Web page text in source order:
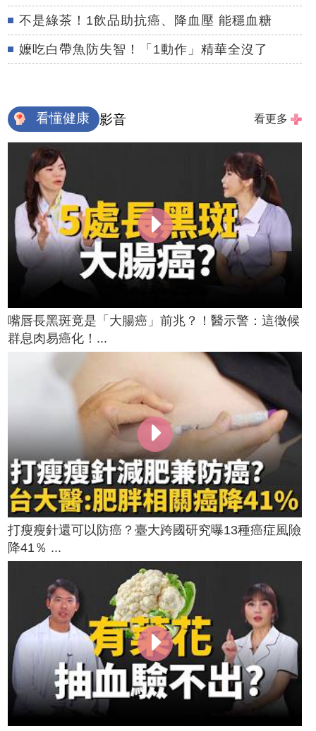
不是綠茶！1飲品助抗癌、降血壓 能穩血糖
嬤吃白帶魚防失智！「1動作」精華全沒了
看懂健康 影音 看更多
嘴唇長黑斑竟是「大腸癌」前兆？！醫示警：這徵候
群息肉易癌化！...
打瘦瘦針還可以防癌？臺大跨國研究曝13種癌症風險
降41％ ...